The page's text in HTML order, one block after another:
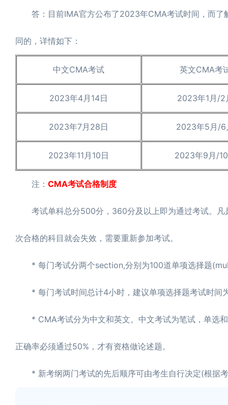
答：目前IMA官方公布了2023年CMA考试时间，而了
同的，详情如下：
中文CMA考试 英文CMA考
2023年4月14日 2023年1月/2
2023年7月28日 2023年5月/6
2023年11月10日 2023年9月/
注： CMA考试合格制度
考试单科总分500分，360分及以上即为通过考试。凡
次合格的科目就会失效，需要重新参加考试。
* 每门考试分两个section,分别为100道单项选择题
* 每门考试时间总计4小时，建议单项选择题考试时间
* CMA考试分为中文和英文。中文考试为笔试，单选和
正确率必须通过50%，才有资格做论述题。
* 新考纲两门考试的先后顺序可由考生自行决定(根据